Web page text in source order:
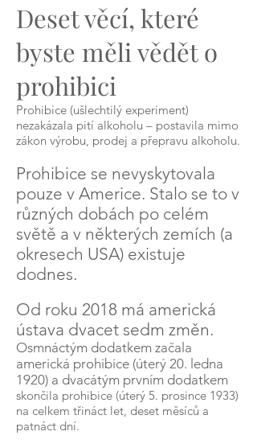
Deset věcí, které
byste měli vědět o
prohibici
Prohibice (ušlechtilý experiment)
nezakázala pití alkoholu – postavila mimo
zákon výrobu, prodej a přepravu alkoholu.
Prohibice se nevyskytovala
pouze v Americe. Stalo se to v
různých dobách po celém
světě a v některých zemích (a
okresech USA) existuje
dodnes.
Od roku 2018 má americká
ústava dvacet sedm změn.
Osmnáctým dodatkem začala
americká prohibice (úterý 20. ledna
1920) a dvacátým prvním dodatkem
skončila prohibice (úterý 5. prosince 1933)
na celkem třináct let, deset měsíců a
patnáct dní.